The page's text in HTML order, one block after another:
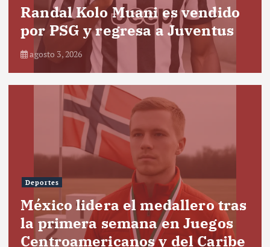
Randal Kolo Muani es vendido
por PSG y regresa a Juventus
agosto 3, 2026
Deportes
México lidera el medallero tras
la primera semana en Juegos
Centroamericanos y del Caribe